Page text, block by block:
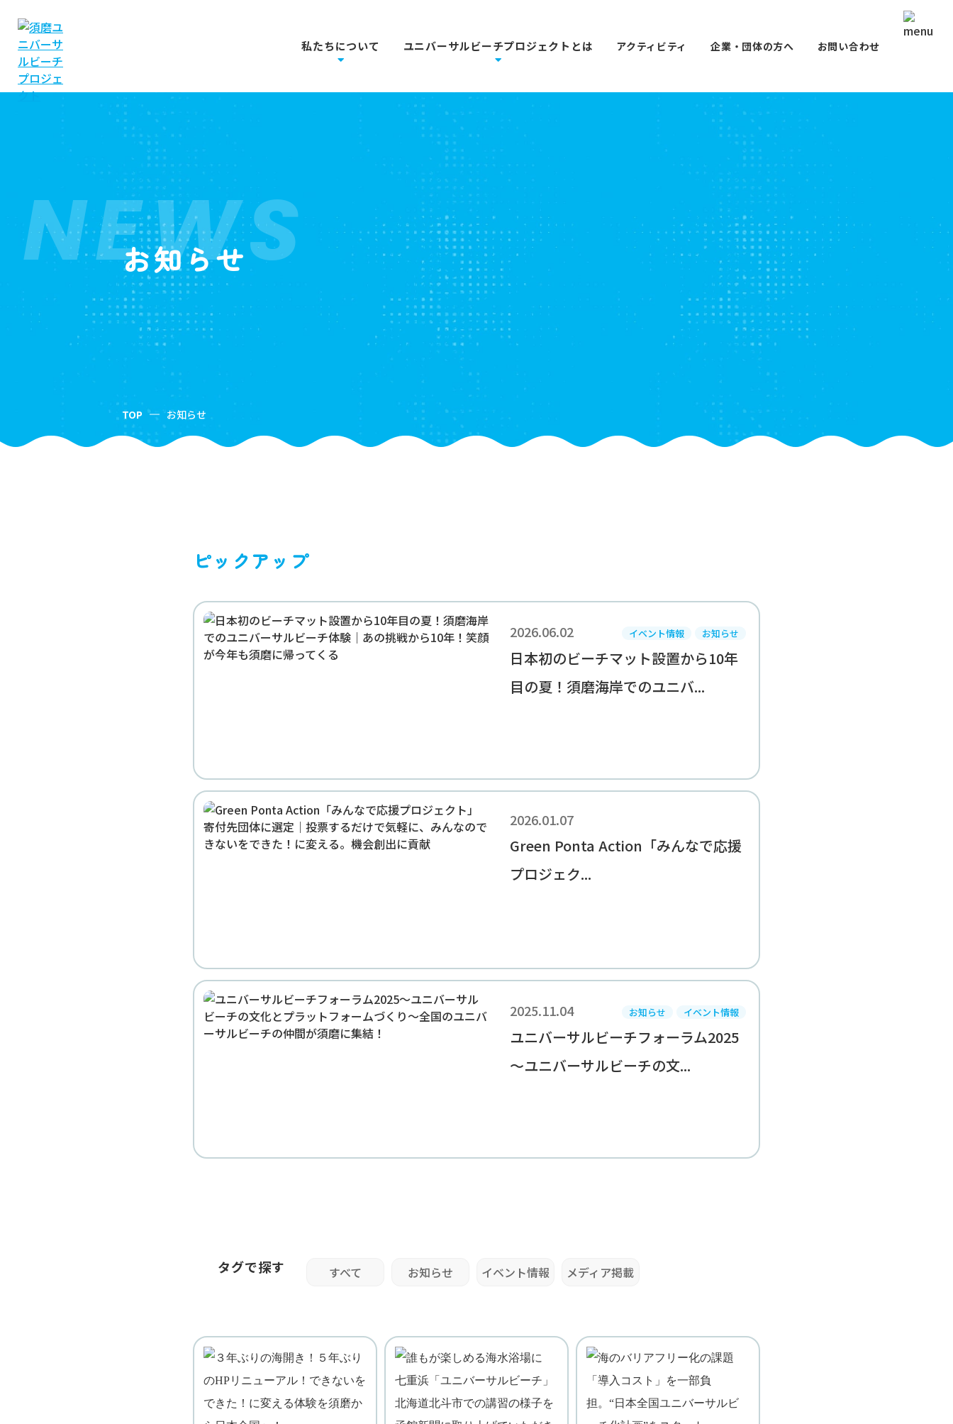
私たちについて ユニバーサルビーチプロジェクトとは アクティビティ 企業・団体の方へ お問い合わせ
お知らせ
NEWS
TOP お知らせ
ピックアップ
2026.06.02 イベント情報 お知らせ
日本初のビーチマット設置から10年
目の夏！須磨海岸でのユニバ...
2026.01.07
Green Ponta Action「みんなで応援
プロジェク...
2025.11.04 お知らせ イベント情報
ユニバーサルビーチフォーラム2025
～ユニバーサルビーチの文...
タグで探す すべて お知らせ イベント情報 メディア掲載